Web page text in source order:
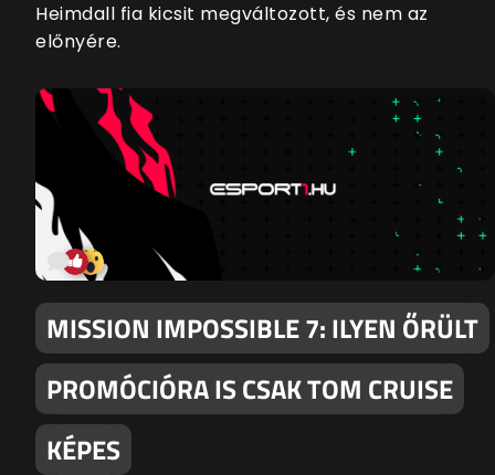
Heimdall fia kicsit megváltozott, és nem az
előnyére.
MISSION IMPOSSIBLE 7: ILYEN ŐRÜLT
PROMÓCIÓRA IS CSAK TOM CRUISE
KÉPES